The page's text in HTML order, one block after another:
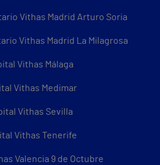
Vithas Madrid Arturo Soria
Vithas Madrid La Milagrosa
Vithas Málaga
Vithas Medimar
Vithas Sevilla
Vithas Tenerife
Valencia 9 de Octubre